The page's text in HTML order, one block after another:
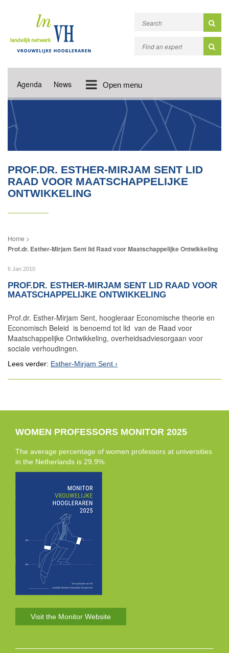
Agenda News Open menu
PROF.DR. ESTHER-MIRJAM SENT LID
RAAD VOOR MAATSCHAPPELIJKE
ONTWIKKELING
Prof.dr. Esther-Mirjam Sent lid Raad voor Maatschappelijke Ontwikkeling
6 Jan 2010
PROF.DR. ESTHER-MIRJAM SENT LID RAAD VOOR
MAATSCHAPPELIJKE ONTWIKKELING
Prof.dr. Esther-Mirjam Sent, hoogleraar Economische theorie en
Economisch Beleid is benoemd tot lid van de Raad voor
Maatschappelijke Ontwikkeling, overheidsadviesorgaan voor
sociale verhoudingen.
Lees verder: Esther-Mirjam Sent
WOMEN PROFESSORS MONITOR 2025
The average percentage of women professors at universities
in the Netherlands is 29.9%.
Visit the Monitor Website